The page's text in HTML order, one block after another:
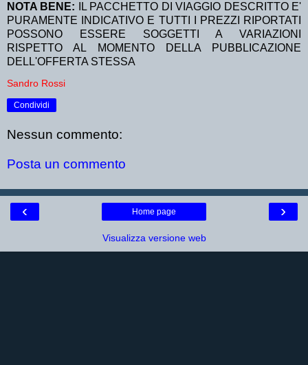
NOTA BENE:
IL PACCHETTO DI VIAGGIO DESCRITTO E'
PURAMENTE INDICATIVO E TUTTI I PREZZI RIPORTATI
POSSONO ESSERE SOGGETTI A VARIAZIONI
RISPETTO AL MOMENTO DELLA PUBBLICAZIONE
DELL'OFFERTA STESSA
Sandro Rossi
Condividi
Nessun commento:
Posta un commento
‹ ›
Home page
Visualizza versione web